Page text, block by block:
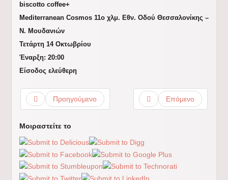
biscotto coffee+
Mediterranean Cosmos 11ο χλμ. Εθν. Οδού Θεσσαλονίκης –
N. Μουδανιών
Τετάρτη 14 Οκτωβρίου
Έναρξη: 20:00
Είσοδος ελεύθερη
Προηγούμενο Επόμενο
Μοιραστείτε το